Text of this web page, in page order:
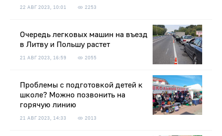
22 АВГ 2023, 10:01 2253
Очередь легковых машин на въезд
в Литву и Польшу растет
21 АВГ 2023, 16:59 2055
Проблемы с подготовкой детей к
школе? Можно позвонить на
горячую линию
21 АВГ 2023, 14:33 2013